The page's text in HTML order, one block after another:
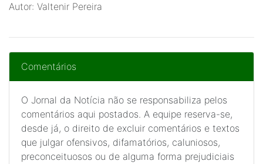
Autor: Valtenir Pereira
Comentários
O Jornal da Notícia não se responsabiliza pelos
comentários aqui postados. A equipe reserva-se,
desde já, o direito de excluir comentários e textos
que julgar ofensivos, difamatórios, caluniosos,
preconceituosos ou de alguma forma prejudiciais